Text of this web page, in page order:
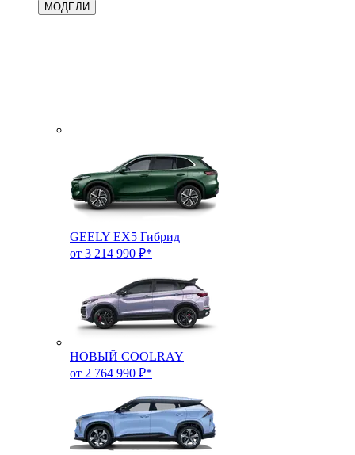
МОДЕЛИ
GEELY EX5 Гибрид
от 3 214 990 ₽*
НОВЫЙ COOLRAY
от 2 764 990 ₽*